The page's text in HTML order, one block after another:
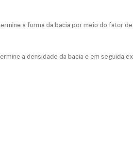
a forma da bacia por meio do fator
a densidade da bacia e em seguida